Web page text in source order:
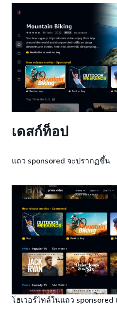
เดสก์ท็อป
แถว sponsored จะปรากฏขึ้น
โฮเวอร์ไทล์ในแถว sponsored